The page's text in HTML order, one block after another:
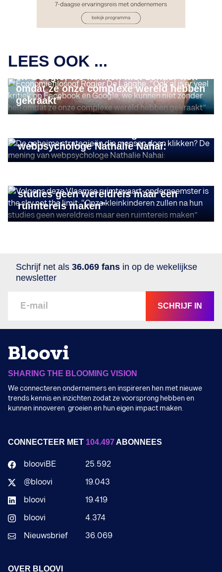
LEES OOK ...
“Ook al is er veel kritiek op Facebook
en Google, we kunnen niet zonder hen
omdat ze onze complexe wereld hebben
gekraakt”
INSIGHTS
webpsychologe Nathalie Nahai:
INSIGHTS
Volgens deze Vlaamse ruimtevaart-
studies geen wereldreis maar een
ruimtereis maken”
Schrijf net als 36.069 fans in op de wekelijkse
newsletter
SCHRIJF IN
SHARING THE BLOOMING VISION
We connecteren ondernemers en inspireren hen met nieuwe
trends kennis en inzichten zodat ze voorsprong hebben en
kunnen innoveren groeien en hun eigen impact maken.
CONNECTEER MET 104.497ABONNEES
blooviBE
25.592
@bloovi
19.043
bloovi
19.419
bloovi
4.374
Nieuwsbrief
36.069
OVER BLOOVI